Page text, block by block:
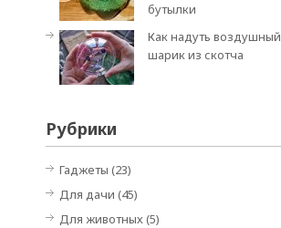
бутылки
Как надуть воздушный
шарик из скотча
Рубрики
Гаджеты (23)
Для дачи (45)
Для животных(5)